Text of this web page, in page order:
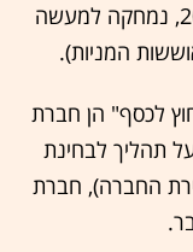
הטבה בשווי כ-84 מיליון דולר בסוף 2025, נמחקה למעשה
המניות).
לכסף" הן חברת
תהליך לבחינת
החברה), חברת